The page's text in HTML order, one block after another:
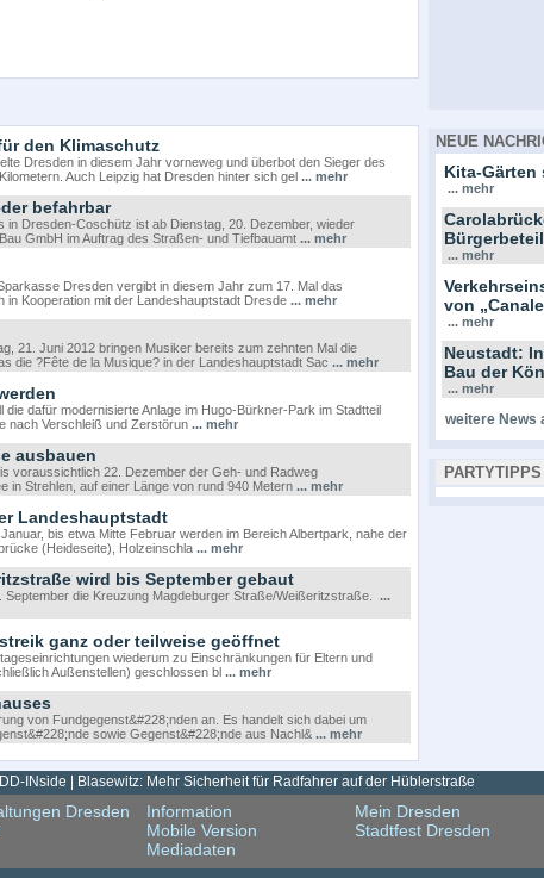
den Klimaschutz
Dresden in diesem Jahr vorneweg und überbot den Sieger des
Auch Leipzig hat Dresden hinter sich gel ... mehr
befahrbar
Dresden-Coschütz ist ab Dienstag, 20. Dezember, wieder
GmbH im Auftrag des Straßen- und Tiefbauamt ... mehr
Dresden vergibt in diesem Jahr zum 17. Mal das
Kooperation mit der Landeshauptstadt Dresde ... mehr
21. Juni 2012 bringen Musiker bereits zum zehnten Mal die
die ?Fête de la Musique? in der Landeshauptstadt Sac ... mehr
dafür modernisierte Anlage im Hugo-Bürkner-Park im Stadtteil
nach Verschleiß und Zerstörun ... mehr
ausbauen
voraussichtlich 22. Dezember der Geh- und Radweg
Strehlen, auf einer Länge von rund 940 Metern ... mehr
Landeshauptstadt
bis etwa Mitte Februar werden im Bereich Albertpark, nahe der
(Heideseite), Holzeinschla ... mehr
wird bis September gebaut
die Kreuzung Magdeburger Straße/Weißeritzstraße. ...
ganz oder teilweise geöffnet
wiederum zu Einschränkungen für Eltern und
Außenstellen) geschlossen bl ... mehr
von Fundgegenst&#228;nden an. Es handelt sich dabei um
sowie Gegenst&#228;nde aus Nachl& ... mehr
NEUE
Kita-Gärten
... mehr
... mehr
von
... mehr
Neustadt:
Bau der
... mehr
weitere News
PARTYTIPPS
INside | Blasewitz: Mehr Sicherheit für Radfahrer auf der Hüblerstraße
Dresden
Information
Mobile Version
Mediadaten
Mein Dresden
Stadtfest Dresden